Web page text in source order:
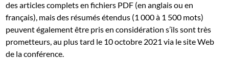
des articles complets en fichiers PDF (en anglais ou en
français), mais des résumés étendus (1 000 à 1 500 mots)
peuvent également être pris en considération s’ils sont très
prometteurs, au plus tard le 10 octobre 2021 via le site Web
de la conférence.